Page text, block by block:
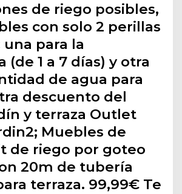
de riego posibles,
con solo 2 perillas
para la
(de 1 a 7 días) y otra
de agua para
descuento del
y terraza Outlet
Muebles de
de riego por goteo
20m de tubería
terraza. 99,99€ Te